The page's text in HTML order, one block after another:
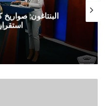
البنتاغون: صواريخ